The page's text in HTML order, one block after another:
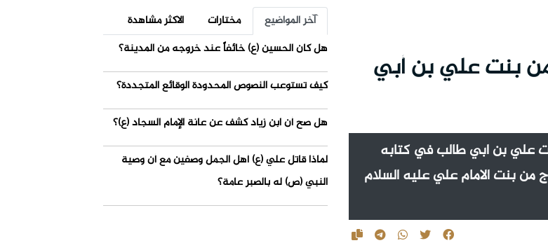
بنت علي بن أبي
علي بن ابي طالب في كتابه
من بنت الامام علي عليه السلام
آخر المواضيع مختارات
الاكثر مشاهدة
هل كان الحسين (ع) خائفاً عند خروجه من المدينة؟
كيف تستوعب النصوص المحدودة الوقائع المتجددة؟
هل صح أن ابن زياد كشف عن عانة الإمام السجاد (ع)؟
لماذا قاتل علي (ع) أهل الجمل وصفين مع أن وصية
النبي (ص) له بالصبر عامة؟